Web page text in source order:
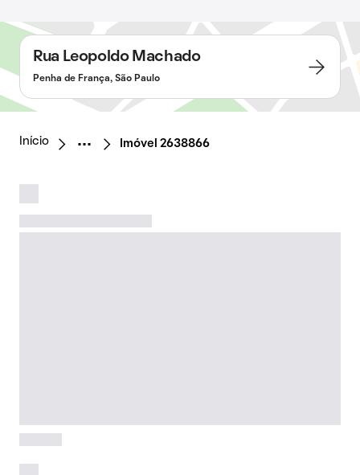
Rua Leopoldo Machado
Penha de França, São Paulo
Início Imóvel 2638866